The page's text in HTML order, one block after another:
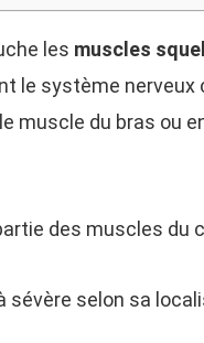
les muscles
le système nerveux
muscle du bras ou
des muscles du
sévère selon sa